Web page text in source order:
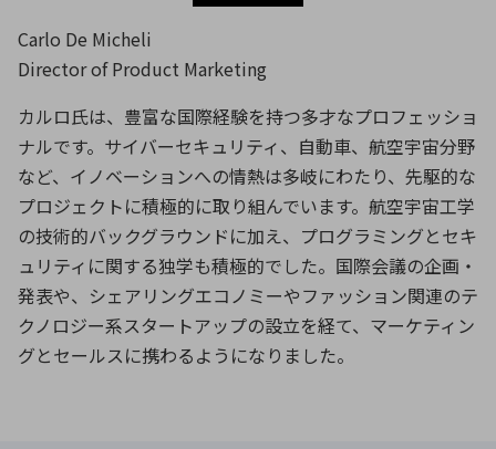
Carlo De Micheli
Director of Product Marketing
カルロ氏は、豊富な国際経験を持つ多才なプロフェッショ
ナルです。サイバーセキュリティ、自動車、航空宇宙分野
など、イノベーションへの情熱は多岐にわたり、先駆的な
プロジェクトに積極的に取り組んでいます。航空宇宙工学
の技術的バックグラウンドに加え、プログラミングとセキ
ュリティに関する独学も積極的でした。国際会議の企画・
発表や、シェアリングエコノミーやファッション関連のテ
クノロジー系スタートアップの設立を経て、マーケティン
グとセールスに携わるようになりました。